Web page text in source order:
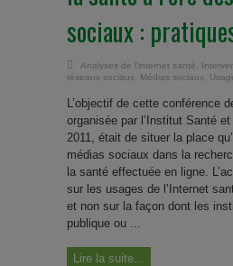
sociaux :
Analyses de l'internet santé
réseaux sociaux
Médias sociaux
L’objectif de cette conférence
organisée par l’Institut Santé
2011, était de situer la place
médias sociaux dans la
la santé effectuée en ligne.
sur les usages de l’Internet
et non sur la façon dont les
publique ou ...
Lire la suite...